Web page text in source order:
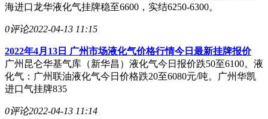
海进口龙华液化气挂牌稳至6600，实结6250-6300。
0评论2022-04-13 11:15
2022年4月13日 广州市场液化气价格行情今日最新挂牌报价
广州昆仑华基气库（新华昌）液化气今日报价跌50至6100。液
化气：广州联油液化气今日价格跌20至6080元/吨。广州华凯
进口气挂牌835
0评论2022-04-13 11:14